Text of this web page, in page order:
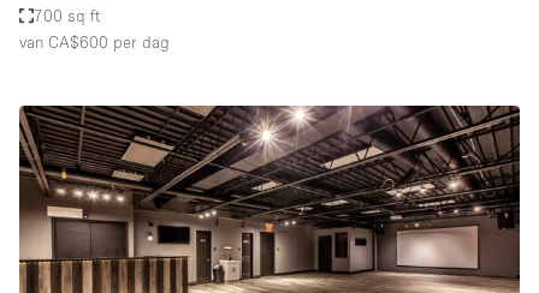
700 sq ft
van CA$600 per dag